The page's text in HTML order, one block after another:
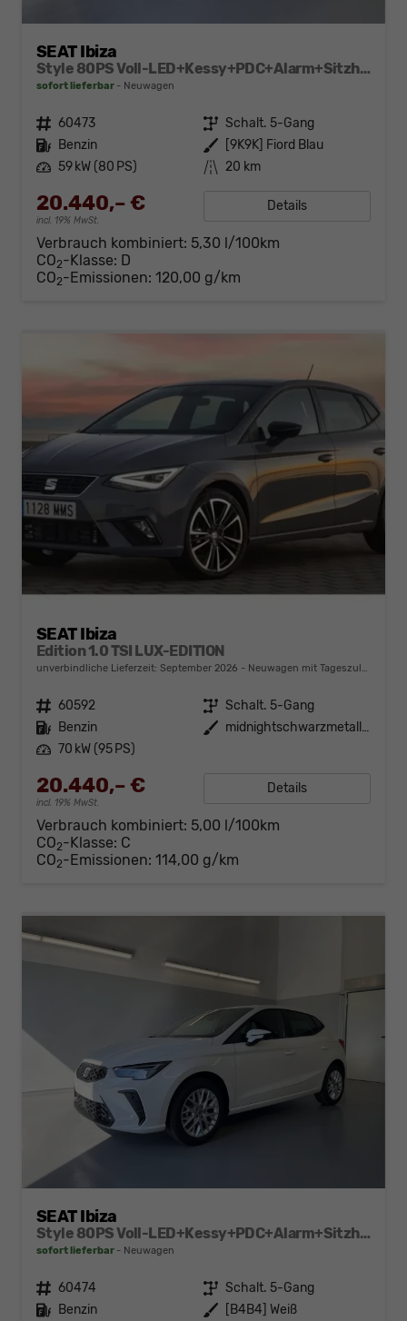
SEAT Ibiza
Style 80PS Voll-LED+Kessy+PDC+Alarm+Sitzheizung+Kamera+App-Connect
sofort lieferbar Neuwagen
Fahrzeugnr. 60473 Getriebe Schalt. 5-Gang
Kraftstoff Benzin Außenfarbe
[9K9K] Fiord Blau
Leistung 59 kW (80 PS) Kilometerstand 20 km
20.440,– €
incl. 19% MwSt.
Details
Verbrauch kombiniert: 5,30 l/100km
CO2-Klasse: D
CO2-Emissionen: 120,00 g/km
SEAT Ibiza
Edition 1.0 TSI LUX-EDITION
unverbindliche Lieferzeit: September 2026 Neuwagen mit Tageszulassung
Fahrzeugnr. 60592 Getriebe Schalt. 5-Gang
Kraftstoff Benzin Außenfarbe
midnightschwarzmetallic
Leistung 70 kW (95 PS)
20.440,– €
incl. 19% MwSt.
Details
Verbrauch kombiniert: 5,00 l/100km
CO2-Klasse: C
CO2-Emissionen: 114,00 g/km
SEAT Ibiza
Style 80PS Voll-LED+Kessy+PDC+Alarm+Sitzheizung+Kamera+App-Connect
sofort lieferbar Neuwagen
Fahrzeugnr. 60474 Getriebe Schalt. 5-Gang
Kraftstoff Benzin Außenfarbe
[B4B4] Weiß